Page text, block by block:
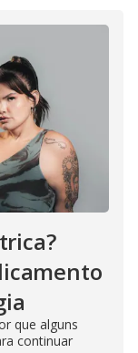
que alguns
continuar